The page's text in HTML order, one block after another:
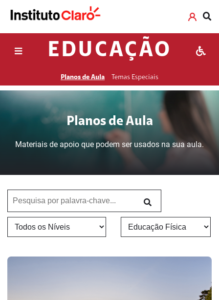
EDUCAÇÃO
Planos de Aula Temas Especiais
Planos de Aula
Materiais de apoio que podem ser usados na sua aula.